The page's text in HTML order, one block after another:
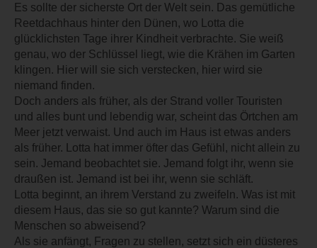
Es sollte der sicherste Ort der Welt sein. Das gemütliche
Reetdachhaus hinter den Dünen, wo Lotta die
glücklichsten Tage ihrer Kindheit verbrachte. Sie weiß
genau, wo der Schlüssel liegt, wie die Krähen im Garten
klingen. Hier will sie sich verstecken, hier wird sie
niemand finden.
Doch anders als früher, als der Strand voller Touristen
und alles bunt und lebendig war, scheint das Örtchen am
Meer jetzt verwaist. Und auch im Haus ist etwas anders
als früher. Lotta hat immer öfter das Gefühl, nicht allein zu
sein. Jemand beobachtet sie. Jemand folgt ihr, wenn sie
draußen ist. Jemand ist bei ihr, wenn sie schläft.
Lotta beginnt, an ihrem Verstand zu zweifeln. Was ist mit
diesem Haus, das sie so gut kannte? Warum sind die
Menschen so abweisend?
Als sie anfängt, Fragen zu stellen, setzt sich ein düsteres